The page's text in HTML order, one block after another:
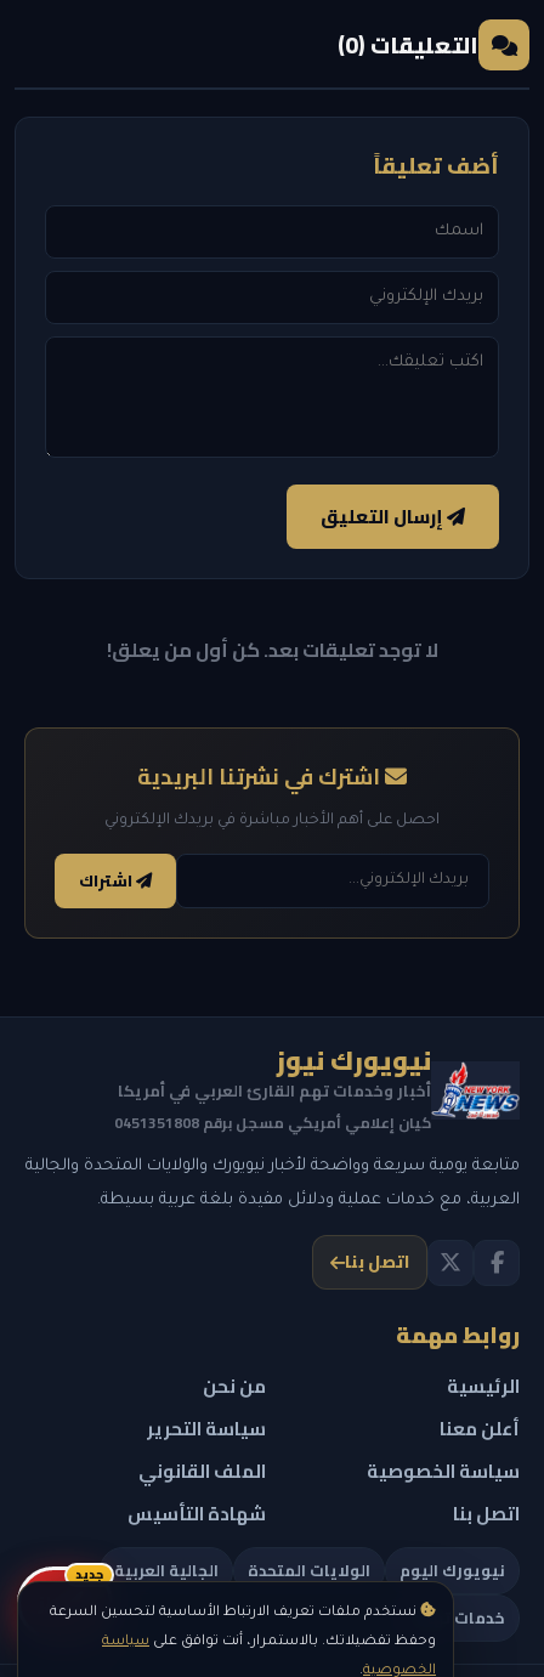
نستخدم ملفات تعريف الارتباط الأساسية لتحسين السرعة
وحفظ تفضيلاتك. بالاستمرار، أنت توافق على سياسة
الخصوصية.
التعليقات (0)
أضف تعليقاً
إرسال التعليق
لا توجد تعليقات بعد. كن أول من يعلق!
اشترك في نشرتنا البريدية
احصل على أهم الأخبار مباشرة في بريدك الإلكتروني
اشتراك
نيويورك نيوز
أخبار وخدمات تهم القارئ العربي في أمريكا
كيان إعلامي أمريكي مسجل برقم 0451351808
متابعة يومية سريعة وواضحة لأخبار نيويورك والولايات المتحدة والجالية
العربية، مع خدمات عملية ودلائل مفيدة بلغة عربية بسيطة.
اتصل بنا
روابط مهمة
الرئيسية
من نحن
أعلن معنا
سياسة التحرير
سياسة الخصوصية
الملف القانوني
اتصل بنا
شهادة التأسيس
نيويورك اليوم الولايات المتحدة
الجالية العربية
خدمات تهمك
ريلز
جديد